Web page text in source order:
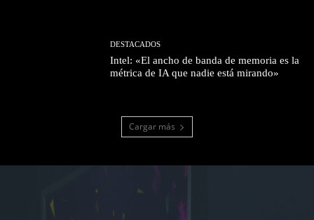
DESTACADOS
Intel: «El ancho de banda de memoria es la
métrica de IA que nadie está mirando»
Cargar más